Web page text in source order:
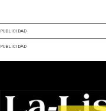
PUBLICIDAD
PUBLICIDAD